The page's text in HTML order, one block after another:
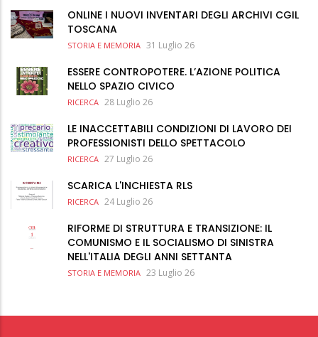
ONLINE I NUOVI INVENTARI DEGLI ARCHIVI CGIL
TOSCANA
STORIA E MEMORIA 31 Luglio 26
ESSERE CONTROPOTERE. L’AZIONE POLITICA
NELLO SPAZIO CIVICO
RICERCA 28 Luglio 26
LE INACCETTABILI CONDIZIONI DI LAVORO DEI
PROFESSIONISTI DELLO SPETTACOLO
RICERCA 27 Luglio 26
SCARICA L'INCHIESTA RLS
RICERCA 24 Luglio 26
RIFORME DI STRUTTURA E TRANSIZIONE: IL
COMUNISMO E IL SOCIALISMO DI SINISTRA
NELL'ITALIA DEGLI ANNI SETTANTA
STORIA E MEMORIA 23 Luglio 26